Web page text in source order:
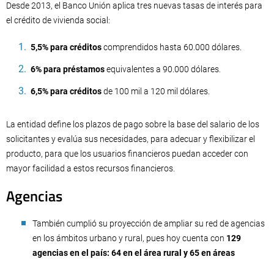
Desde 2013, el Banco Unión aplica tres nuevas tasas de interés para
el crédito de vivienda social:
5,5% para créditoscomprendidos hasta 60.000 dólares.
6% para préstamosequivalentes a 90.000 dólares.
6,5% para créditosde 100 mil a 120 mil dólares.
La entidad define los plazos de pago sobre la base del salario de los
solicitantes y evalúa sus necesidades, para adecuar y flexibilizar el
producto, para que los usuarios financieros puedan acceder con
mayor facilidad a estos recursos financieros.
Agencias
También cumplió su proyección de ampliar su red de agencias
en los ámbitos urbano y rural, pues hoy cuenta con 129
agencias en el país: 64 en el área rural y 65 en áreas